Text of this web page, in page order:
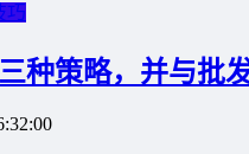
巧
种策略，并与批